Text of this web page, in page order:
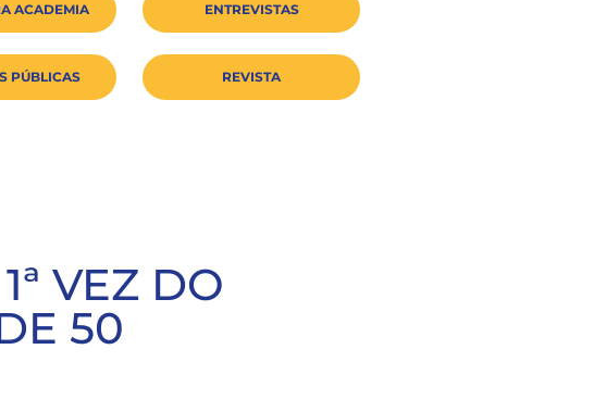
ACADEMIA ENTREVISTAS
PÚBLICAS REVISTA
VEZ DO
50